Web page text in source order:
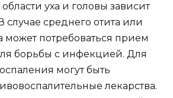
уха и головы зависит
случае среднего отита или
может потребоваться прием
борьбы с инфекцией. Для
могут быть
лекарства.